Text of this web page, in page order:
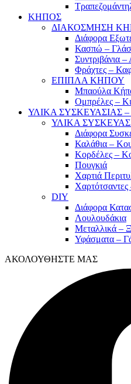
ΚΗΠΟΣ
ΔΙΑΚΟΣΜΗΣΗ
Διάφορα
Κασπώ –
Συντριβάνια –
Φράχτες –
ΕΠΙΠΛΑ ΚΗΠΟΥ
Μπαούλα
Ομπρέλες –
ΥΛΙΚΑ ΣΥΣΚΕΥΑΣΙΑΣ –
ΥΛΙΚΑ
Διάφορα
Καλάθια –
Κορδέλες –
Πουγκιά
Χαρτιά
DIY
Διάφορα
Λουλουδάκια
Μεταλλικά –
Υφάσματα –
ΑΚΟΛΟΥΘΗΣΤΕ ΜΑΣ